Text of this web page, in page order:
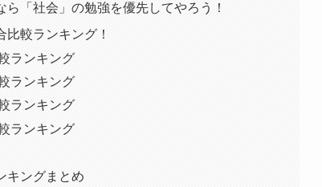
「社会」の勉強を優先してやろう！
較ランキング！
ランキング
ランキング
ランキング
ランキング
キングまとめ